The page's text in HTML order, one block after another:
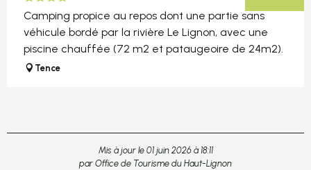
Camping propice au repos dont une partie sans
véhicule bordé par la rivière Le Lignon, avec une
piscine chauffée (72 m2 et pataugeoire de 24m2).
Tence
Mis à jour le 01 juin 2026 à 18:11
par Office de Tourisme du Haut-Lignon